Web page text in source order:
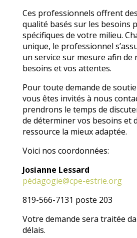
Ces professionnels offrent
qualité basés sur les besoins
spécifiques de votre milieu.
unique, le professionnel
un service sur mesure afin de
besoins et vos attentes.
Pour toute demande de
vous êtes invités à nous
prendrons le temps de
de déterminer vos besoins et
ressource la mieux adaptée.
Voici nos coordonnées:
Josianne Lessard
pédagogie@cpe-estrie.org
819-566-7131 poste 203
Votre demande sera traitée
délais.